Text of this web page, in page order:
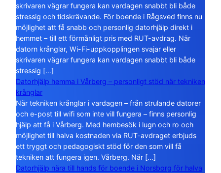
skrivaren vägrar fungera kan vardagen snabbt bli både
stressig och tidskrävande. För boende i Rågsved finns nu
möjlighet att få snabb och personlig datorhjälp direkt i
hemmet – till ett förmånligt pris med RUT-avdrag. När
datorn krånglar, Wi-Fi-uppkopplingen svajar eller
skrivaren vägrar fungera kan vardagen snabbt bli både
stressig […]
Datorhjälp hemma i Vårberg – personligt stöd när tekniken
krånglar
När tekniken krånglar i vardagen – från strulande datorer
och e-post till wifi som inte vill fungera – finns personlig
hjälp att få i Vårberg. Med hembesök i lugn och ro och
möjlighet till halva kostnaden via RUT-avdraget erbjuds
ett tryggt och pedagogiskt stöd för den som vill få
tekniken att fungera igen. Vårberg. När […]
Datorhjälp nära till hands för boende i Norsborg för halva